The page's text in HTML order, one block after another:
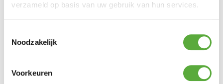
verzameld op basis van uw gebruik van hun services.
Noodzakelijk
Voorkeuren
BIJPASSENDE ACCESSOIRES EN ALTERNATIEVE